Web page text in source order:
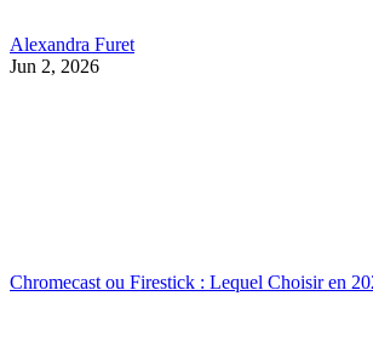
Alexandra Furet
Jun 2, 2026
Chromecast ou Firestick : Lequel Choisir en